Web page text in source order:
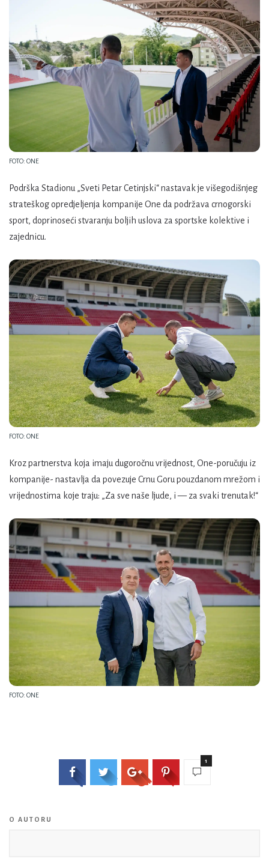
FOTO: ONE
Podrška Stadionu „Sveti Petar Cetinjski“ nastavak je višegodišnjeg
strateškog opredjeljenja kompanije One da podržava crnogorski
sport, doprinoseći stvaranju boljih uslova za sportske kolektive i
zajednicu.
FOTO: ONE
Kroz partnerstva koja imaju dugoročnu vrijednost, One-poručuju iz
kompanije- nastavlja da povezuje Crnu Goru pouzdanom mrežom i
vrijednostima koje traju: „Za sve naše ljude, i — za svaki trenutak!“
FOTO: ONE
1
O AUTORU